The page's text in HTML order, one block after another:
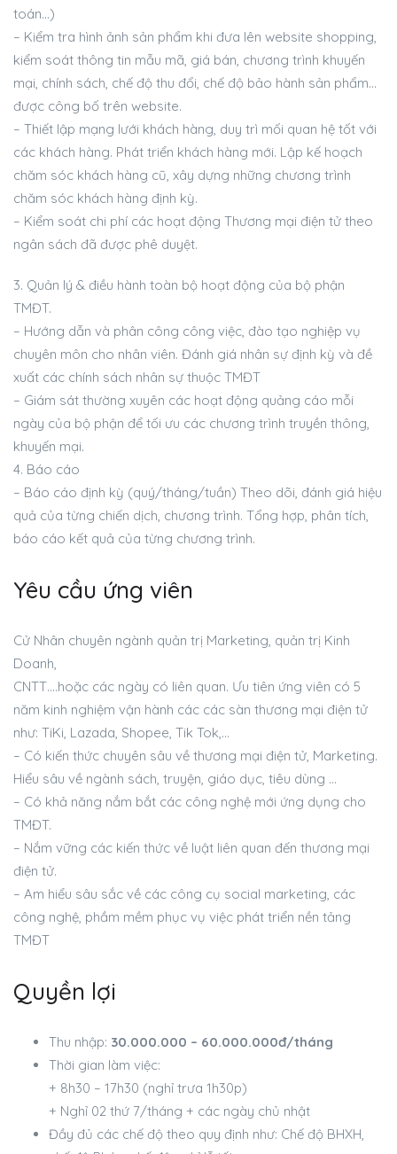
toán…)
– Kiểm tra hình ảnh sản phẩm khi đưa lên website shopping,
kiểm soát thông tin mẫu mã, giá bán, chương trình khuyến
mại, chính sách, chế độ thu đổi, chế độ bảo hành sản phẩm…
được công bố trên website.
– Thiết lập mạng lưới khách hàng, duy trì mối quan hệ tốt với
các khách hàng. Phát triển khách hàng mới. Lập kế hoạch
chăm sóc khách hàng cũ, xây dựng những chương trình
chăm sóc khách hàng định kỳ.
– Kiểm soát chi phí các hoạt động Thương mại điện tử theo
ngân sách đã được phê duyệt.
3. Quản lý & điều hành toàn bộ hoạt động của bộ phận
TMĐT.
– Hướng dẫn và phân công công việc, đào tạo nghiệp vụ
chuyên môn cho nhân viên. Đánh giá nhân sự định kỳ và đề
xuất các chính sách nhân sự thuộc TMĐT
– Giám sát thường xuyên các hoạt động quảng cáo mỗi
ngày của bộ phận để tối ưu các chương trình truyền thông,
khuyến mại.
4. Báo cáo
– Báo cáo định kỳ (quý/tháng/tuần) Theo dõi, đánh giá hiệu
quả của từng chiến dịch, chương trình. Tổng hợp, phân tích,
báo cáo kết quả của từng chương trình.
Yêu cầu ứng viên
Cử Nhân chuyên ngành quản trị Marketing, quản trị Kinh
Doanh,
CNTT….hoặc các ngày có liên quan. Ưu tiên ứng viên có 5
năm kinh nghiệm vận hành các các sàn thương mại điện tử
như: TiKi, Lazada, Shopee, Tik Tok,…
– Có kiến thức chuyên sâu về thương mại điện tử, Marketing.
Hiểu sâu về ngành sách, truyện, giáo dục, tiêu dùng …
– Có khả năng nắm bắt các công nghệ mới ứng dụng cho
TMĐT.
– Nắm vững các kiến thức về luật liên quan đến thương mại
điện tử.
– Am hiểu sâu sắc về các công cụ social marketing, các
công nghệ, phầm mềm phục vụ việc phát triển nền tảng
TMĐT
Quyền lợi
Thu nhập: 30.000.000 – 60.000.000đ/tháng
Thời gian làm việc:
+ 8h30 – 17h30 (nghỉ trưa 1h30p)
+ Nghỉ 02 thứ 7/tháng + các ngày chủ nhật
Đầy đủ các chế độ theo quy định như: Chế độ BHXH,